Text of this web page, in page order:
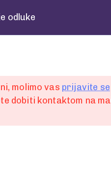
odluke
molimo vas prijavite se
dobiti kontaktom na